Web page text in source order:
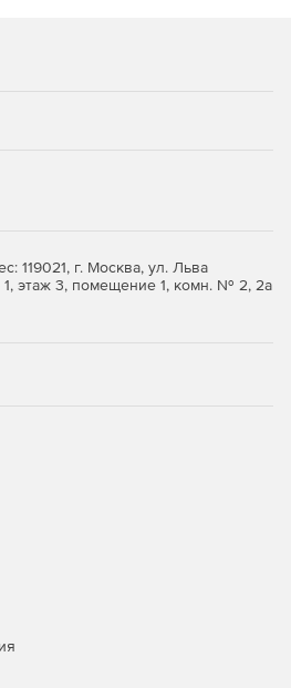
наблюдать взаимодействия
его возможностей
процесс
EDEM:
взаимодействий и материалов
импортированных из
примитивов.
119021, г. Москва, ул. Льва
1, этаж 3, помещение 1, комн. № 2, 2а